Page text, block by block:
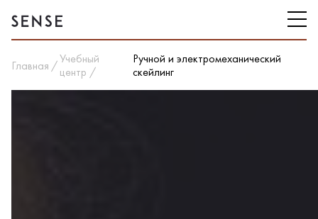
Главная
Учебный
центр
Ручной и электромеханический
скейлинг